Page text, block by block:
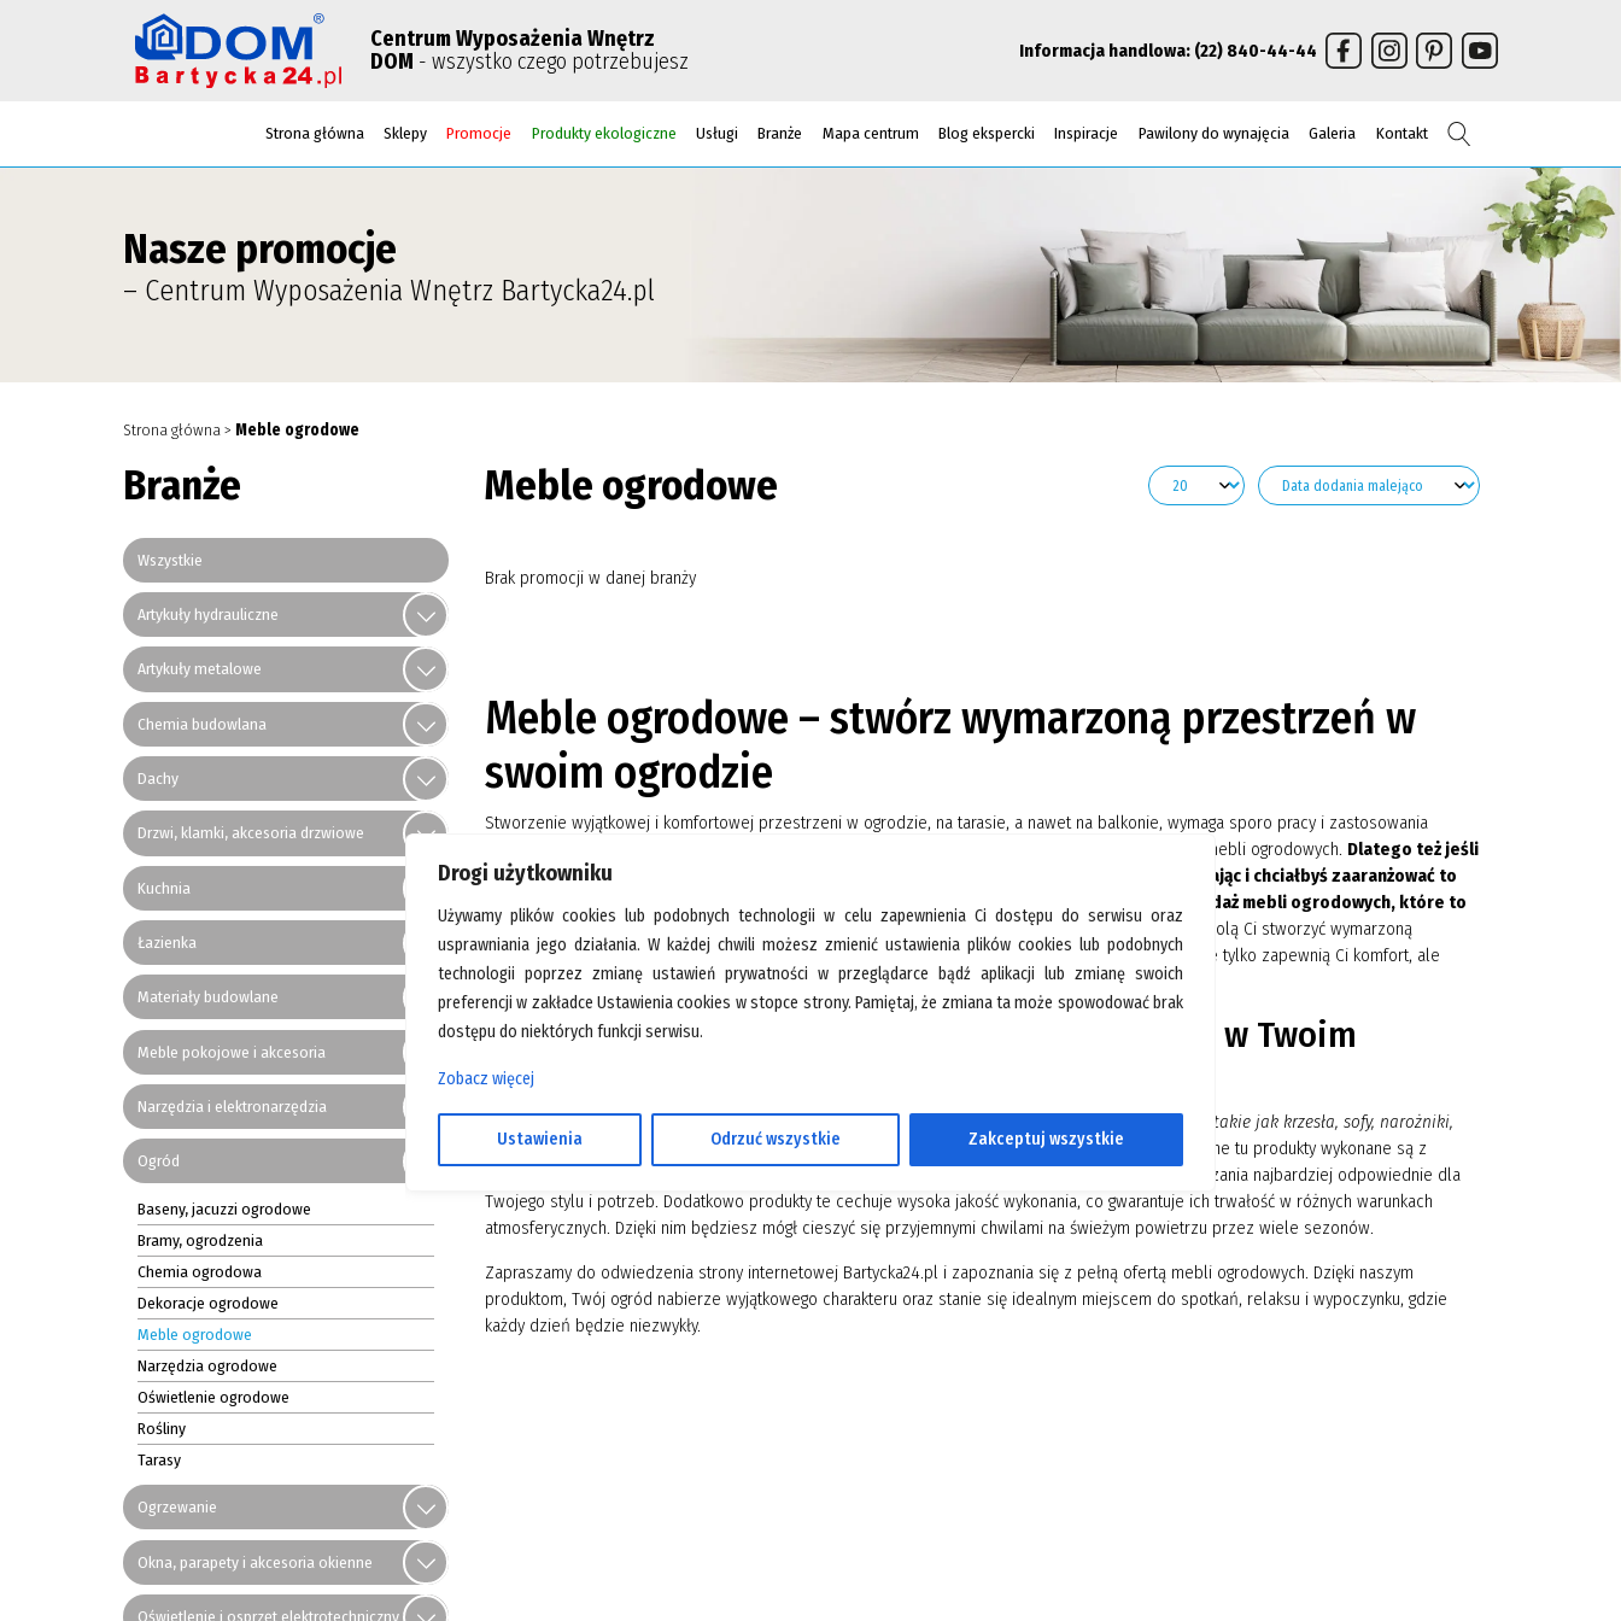
Drogi użytkowniku
Używamy plików cookies lub podobnych technologii w celu zapewnienia Ci dostępu do serwisu oraz
usprawniania jego działania. W każdej chwili możesz zmienić ustawienia plików cookies lub podobnych
technologii poprzez zmianę ustawień prywatności w przeglądarce bądź aplikacji lub zmianę swoich
preferencji w zakładce Ustawienia cookies w stopce strony. Pamiętaj, że zmiana ta może spowodować brak
dostępu do niektórych funkcji serwisu.
Zobacz więcej
Ustawienia Odrzuć wszystkie Zakceptuj wszystkie
Centrum Wyposażenia Wnętrz
DOM - wszystko czego potrzebujesz Informacja handlowa: (22) 840-44-44
Strona główna Sklepy Promocje Produkty ekologiczne Usługi Branże Mapa centrum Blog ekspercki Inspiracje Pawilony do wynajęcia Galeria Kontakt
Nasze promocje
– Centrum Wyposażenia Wnętrz Bartycka24.pl
Strona główna> Meble ogrodowe
Branże
Wszystkie
Artykuły hydrauliczne
Artykuły metalowe
Chemia budowlana
Dachy
Drzwi, klamki, akcesoria drzwiowe
Kuchnia
Łazienka
Materiały budowlane
Meble pokojowe i akcesoria
Narzędzia i elektronarzędzia
Ogród
Baseny, jacuzzi ogrodowe
Bramy, ogrodzenia
Chemia ogrodowa
Dekoracje ogrodowe
Meble ogrodowe
Narzędzia ogrodowe
Oświetlenie ogrodowe
Rośliny
Tarasy
Ogrzewanie
Okna, parapety i akcesoria okienne
Oświetlenie i osprzęt elektrotechniczny
Meble ogrodowe
Brak promocji w danej branży
Meble ogrodowe – stwórz wymarzoną przestrzeń w
swoim ogrodzie
Stworzenie wyjątkowej i komfortowej przestrzeni w ogrodzie, na tarasie, a nawet na balkonie, wymaga sporo pracy i zastosowania
odpowiednich rozwiązań. Nie należy w tym procesie bagatelizować również doboru odpowiednich mebli ogrodowych. Dlatego też jeśli
Twój gród, taras, lub balkon to miejsce, gdzie spędzasz czas relaksując się oraz wypoczywając i chciałbyś zaaranżować to
miejsce funkcjonalnie, komfortowo i estetycznie, sprawdź ofertę firm prowadzących sprzedaż mebli ogrodowych, które to
firmy znaleźć można na stronie Bartycka24.pl.Meble ogrodowe dostępne na Bartycka24.pl pozwolą Ci stworzyć wymarzoną
przestrzeń w Twoim ogrodzie lub na tarasie. Dostępny jest tu bowiem szeroki wybór mebli, które nie tylko zapewnią Ci komfort, ale
także dodadzą uroku Twojej prywatnej przestrzeni na świeżym powietrzu.
Meble ogrodowe – postaw na komfort i estetykę w Twoim
ogrodzie!
Oferta firm, które znaleźć można na stronie Bartycka24.pl, obejmuje różnorodne meble ogrodowe, takie jak krzesła, sofy, narożniki,
leżaki, stoły lub stoliki kawowe, a także parasole ogrodowe i różnego rodzaju zadaszenia.
Dostępne tu produkty wykonane są z
różnych materiałów, takich jak drewno, metal, rattan i tworzywo sztuczne, co pozwala wybrać rozwiązania najbardziej odpowiednie dla
Twojego stylu i potrzeb. Dodatkowo produkty te cechuje wysoka jakość wykonania, co gwarantuje ich trwałość w różnych warunkach
atmosferycznych. Dzięki nim będziesz mógł cieszyć się przyjemnymi chwilami na świeżym powietrzu przez wiele sezonów.
Zapraszamy do odwiedzenia strony internetowej Bartycka24.pl i zapoznania się z pełną ofertą mebli ogrodowych. Dzięki naszym
produktom, Twój ogród nabierze wyjątkowego charakteru oraz stanie się idealnym miejscem do spotkań, relaksu i wypoczynku, gdzie
każdy dzień będzie niezwykły.